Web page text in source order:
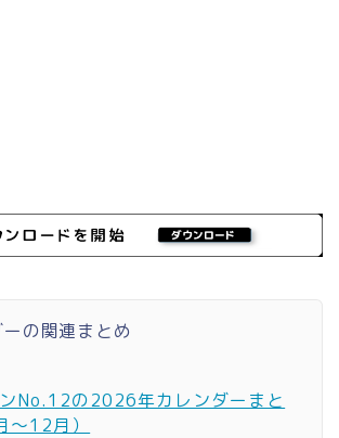
の関連まとめ
No.12の2026年カレンダーまと
〜12月）